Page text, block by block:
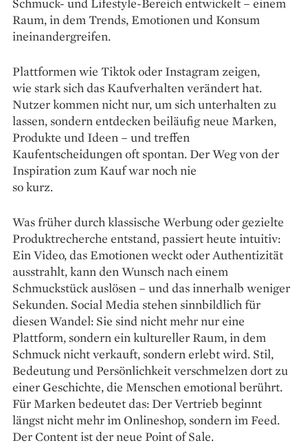
Raum, in dem Trends, Emotionen und Konsum
ineinandergreifen.
Plattformen wie Tiktok oder Instagram zeigen,
wie stark sich das Kaufverhalten verändert hat.
Nutzer kommen nicht nur, um sich unterhalten zu
lassen, sondern entdecken beiläufig neue Marken,
Produkte und Ideen – und treffen
Kaufentscheidungen oft spontan. Der Weg von der
Inspiration zum Kauf war noch nie
so kurz.
Was früher durch klassische Werbung oder gezielte
Produktrecherche entstand, passiert heute intuitiv:
Ein Video, das Emotionen weckt oder Authentizität
ausstrahlt, kann den Wunsch nach einem
Schmuckstück auslösen – und das innerhalb weniger
Sekunden. Social Media stehen sinnbildlich für
diesen Wandel: Sie sind nicht mehr nur eine
Plattform, sondern ein kultureller Raum, in dem
Schmuck nicht verkauft, sondern erlebt wird. Stil,
Bedeutung und Persönlichkeit verschmelzen dort zu
einer Geschichte, die Menschen emotional berührt.
Für Marken bedeutet das: Der Vertrieb beginnt
längst nicht mehr im Onlineshop, sondern im Feed.
Der Content ist der neue Point of Sale.